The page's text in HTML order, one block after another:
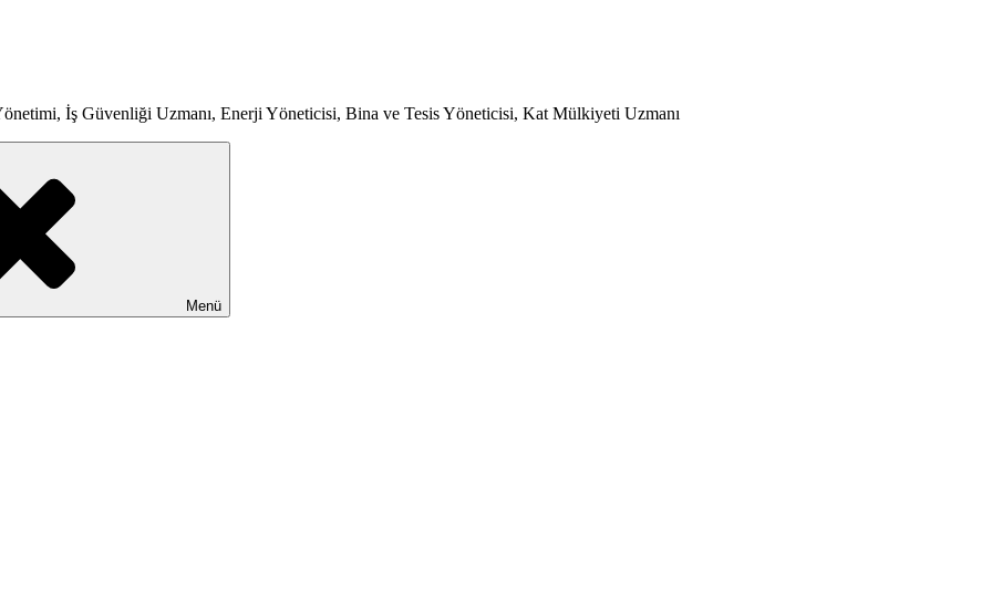
İş Güvenliği Uzmanı, Enerji Yöneticisi, Bina ve Tesis Yöneticisi, Kat Mülkiyeti Uzmanı
Menü